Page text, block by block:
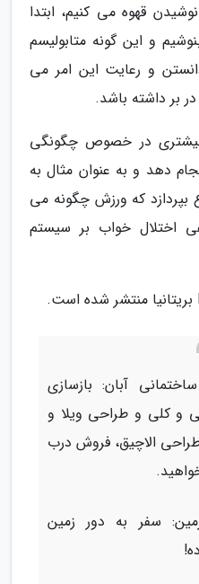
قهوه می کنیم، ابتدا
و این گونه متابولیسم
و رعایت این امر می
بر داشته باشد.
بیشتری در خصوص چگونگی
دهد و به عنوان مثال به
که ورزش چگونه می
اختلال خواب بر سیستم
آبان: بازسازی
و کلی و طراحی ویلا و
الاچیق، فروش درب
سفر به دور زمین